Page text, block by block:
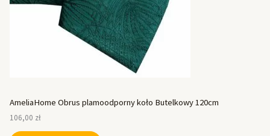
AmeliaHome Obrus plamoodporny koło Butelkowy 120cm
106,00 zł